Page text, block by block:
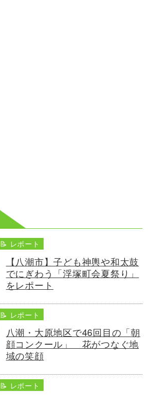
📝 レポート
【八潮市】子ども神輿や和太鼓
でにぎわう「浮塚町会夏祭り」
をレポート
📝 レポート
八潮・大原地区で46回目の「朝
顔コンクール」 花がつなぐ地
域の笑顔
📝 レポート